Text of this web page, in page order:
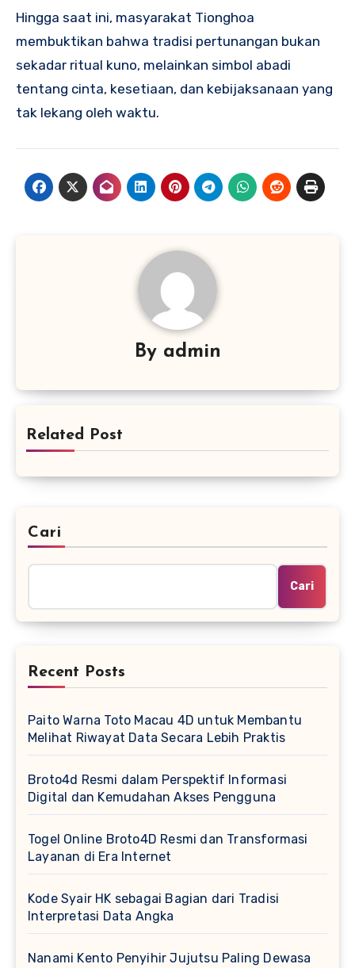
Hingga saat ini, masyarakat Tionghoa
membuktikan bahwa tradisi pertunangan bukan
sekadar ritual kuno, melainkan simbol abadi
tentang cinta, kesetiaan, dan kebijaksanaan yang
tak lekang oleh waktu.
By admin
Related Post
Cari
Cari
Recent Posts
Paito Warna Toto Macau 4D untuk Membantu
Melihat Riwayat Data Secara Lebih Praktis
Broto4d Resmi dalam Perspektif Informasi
Digital dan Kemudahan Akses Pengguna
Togel Online Broto4D Resmi dan Transformasi
Layanan di Era Internet
Kode Syair HK sebagai Bagian dari Tradisi
Interpretasi Data Angka
Nanami Kento Penyihir Jujutsu Paling Dewasa